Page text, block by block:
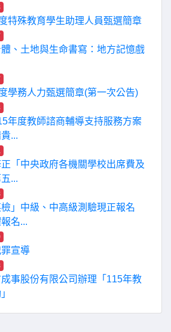
特殊教育學生助理人員甄選簡章
、土地與生命書寫：地方記憶戲
學務人力甄選簡章(第一次公告)
年度教師諮商輔導支持服務方案
...
「中央政府各機關學校出席費及
...
」中級、中高級測驗現正報名
名...
宣導
事股份有限公司辦理「115年教